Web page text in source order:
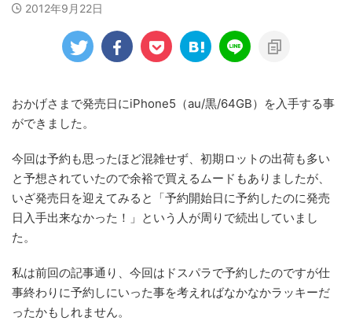
2012年9月22日
おかげさまで発売日にiPhone5（au/黒/64GB）を入手する事
ができました。
今回は予約も思ったほど混雑せず、初期ロットの出荷も多い
と予想されていたので余裕で買えるムードもありましたが、
いざ発売日を迎えてみると「予約開始日に予約したのに発売
日入手出来なかった！」という人が周りで続出していまし
た。
私は前回の記事通り、今回はドスパラで予約したのですが仕
事終わりに予約しにいった事を考えればなかなかラッキーだ
ったかもしれません。